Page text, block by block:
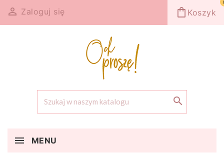
 Zaloguj się shopping_bag Koszyk

MENU